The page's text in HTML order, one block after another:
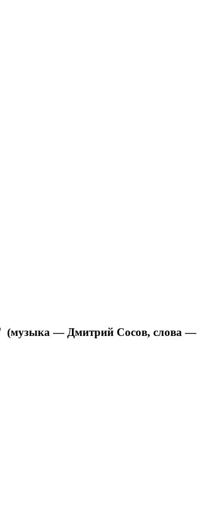
(музыка — Дмитрий Сосов, слова —